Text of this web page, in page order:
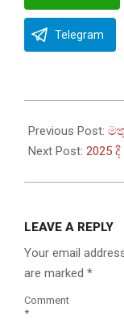
Telegram
01-
03
Previous Post:
Next Post: 2025
LEAVE A REPLY
Your email
are marked *
Comment
*